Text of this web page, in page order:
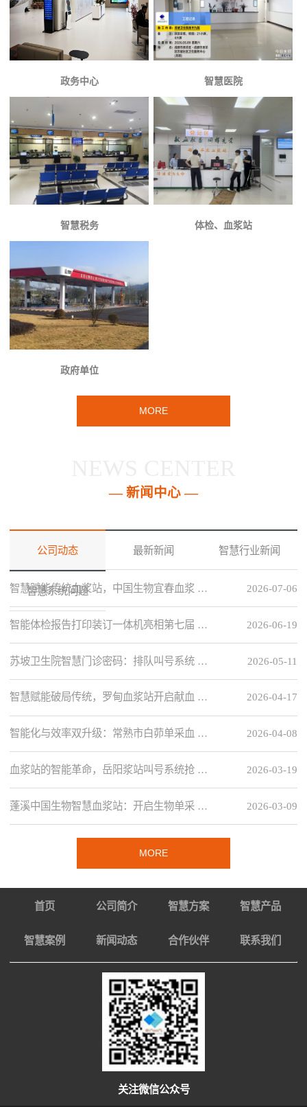
政务中心 智慧医院
智慧税务 体检、血浆站
政府单位
MORE
— 新闻中心 —
公司动态 最新新闻 智慧行业新闻
智慧系统问题 2026-07-06
智慧赋能传统血浆站，中国生物宜春血浆 …
2026-06-19
智能体检报告打印装订一体机亮相第七届 …
2026-05-11
苏坡卫生院智慧门诊密码：排队叫号系统 …
2026-04-17
智慧赋能破局传统，罗甸血浆站开启献血 …
2026-04-08
智能化与效率双升级：常熟市白茆单采血 …
2026-03-19
血浆站的智能革命，岳阳浆站叫号系统抢 …
2026-03-09
蓬溪中国生物智慧血浆站：开启生物单采 …
MORE
首页 公司简介 智慧方案 智慧产品
智慧案例 新闻动态 合作伙伴 联系我们
关注微信公众号